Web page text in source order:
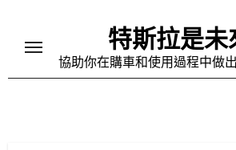
content
特斯拉是未
協助你在購車和使用過程中做